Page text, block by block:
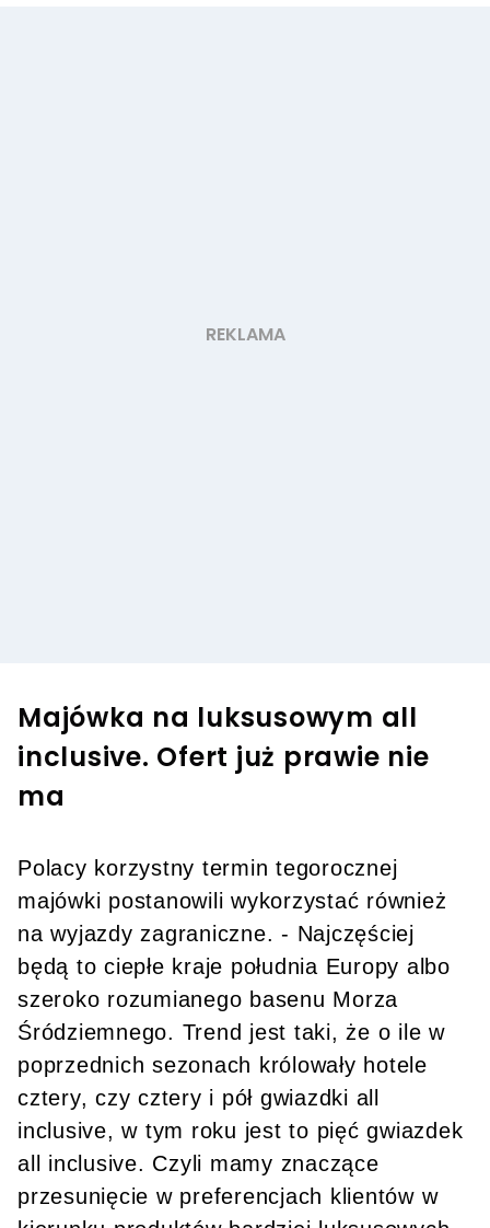
Majówka na luksusowym all
inclusive. Ofert już prawie nie
ma
Polacy korzystny termin tegorocznej
majówki postanowili wykorzystać również
na wyjazdy zagraniczne. - Najczęściej
będą to ciepłe kraje południa Europy albo
szeroko rozumianego basenu Morza
Śródziemnego. Trend jest taki, że o ile w
poprzednich sezonach królowały hotele
cztery, czy cztery i pół gwiazdki all
inclusive, w tym roku jest to pięć gwiazdek
all inclusive. Czyli mamy znaczące
przesunięcie w preferencjach klientów w